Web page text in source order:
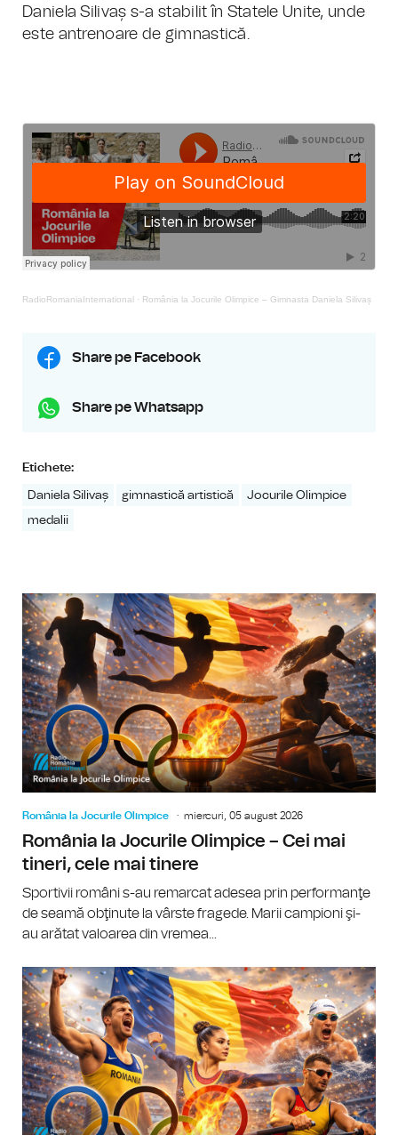
Daniela Silivaș s-a stabilit în Statele Unite, unde
este antrenoare de gimnastică.
RadioRomaniaInternational · România la Jocurile Olimpice – Gimnasta Daniela Silivaș
Share pe Facebook
Share pe Whatsapp
Etichete:
Daniela Silivaș gimnastică artistică
Jocurile Olimpice
medalii
România la Jocurile Olimpice miercuri, 05 august 2026
România la Jocurile Olimpice – Cei mai
tineri, cele mai tinere
Sportivii români s-au remarcat adesea prin performanţe
de seamă obţinute la vârste fragede. Marii campioni şi-
au arătat valoarea din vremea...